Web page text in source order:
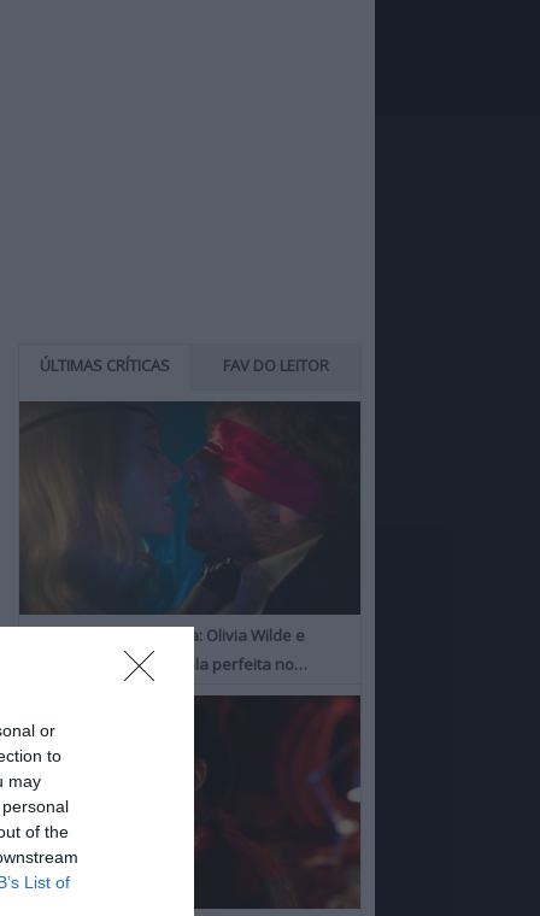
or
to
may
of the
List of
ÚLTIMAS CRÍTICAS FAV DO LEITOR
I Want Your Sex, a Crítica: Olivia Wilde e
Cooper Hoofman, a dupla perfeita no…